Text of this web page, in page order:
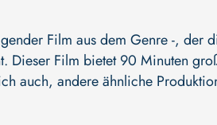
Film aus dem Genre -, der
Dieser Film bietet 90 Minuten
auch, andere ähnliche